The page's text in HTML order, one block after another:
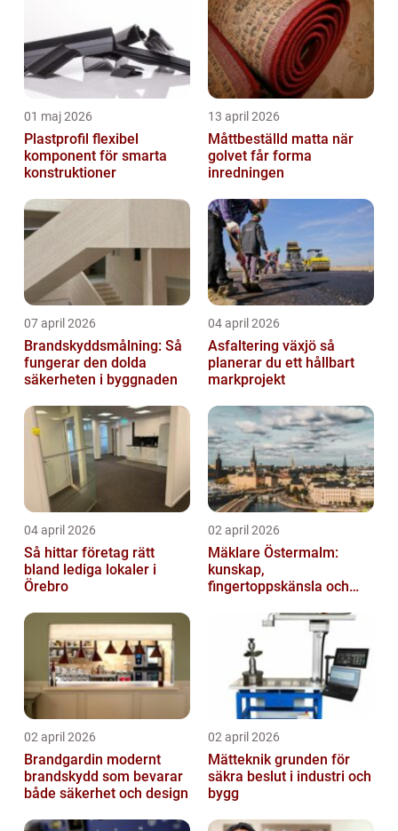
01 maj 2026
Plastprofil flexibel
komponent för smarta
konstruktioner
13 april 2026
Måttbeställd matta när
golvet får forma
inredningen
07 april 2026
Brandskyddsmålning: Så
fungerar den dolda
säkerheten i byggnaden
04 april 2026
Asfaltering växjö så
planerar du ett hållbart
markprojekt
04 april 2026
Så hittar företag rätt
bland lediga lokaler i
Örebro
02 april 2026
Mäklare Östermalm:
kunskap,
fingertoppskänsla och
02 april 2026
Brandgardin modernt
brandskydd som bevarar
både säkerhet och design
02 april 2026
Mätteknik grunden för
säkra beslut i industri och
bygg